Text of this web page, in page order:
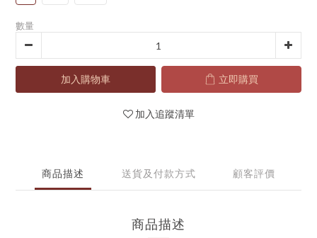
數量
加入購物車 立即購買
加入追蹤清單
商品描述 送貨及付款方式 顧客評價
商品描述